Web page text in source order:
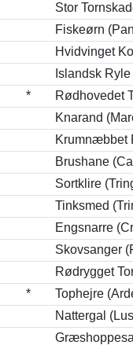
Stor
Fiskeørn
Hvidvinget
Islandsk
* Rødhovedet
Knarand
Krumnæbbet
Brushane
Sortklire
Tinksmed
Engsnarre
Skovsanger
Rødrygget
* Tophejre
Nattergal